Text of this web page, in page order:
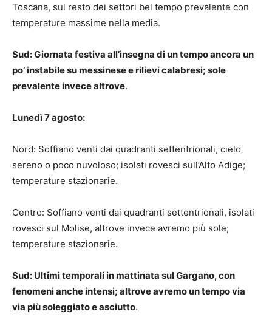
Toscana, sul resto dei settori bel tempo prevalente con
temperature massime nella media.
Sud: Giornata festiva all’insegna di un tempo ancora un
po’ instabile su messinese e rilievi calabresi; sole
prevalente invece altrove.
Lunedì 7 agosto:
Nord: Soffiano venti dai quadranti settentrionali, cielo
sereno o poco nuvoloso; isolati rovesci sull’Alto Adige;
temperature stazionarie.
Centro: Soffiano venti dai quadranti settentrionali, isolati
rovesci sul Molise, altrove invece avremo più sole;
temperature stazionarie.
Sud: Ultimi temporali in mattinata sul Gargano, con
fenomeni anche intensi; altrove avremo un tempo via
via più soleggiato e asciutto.